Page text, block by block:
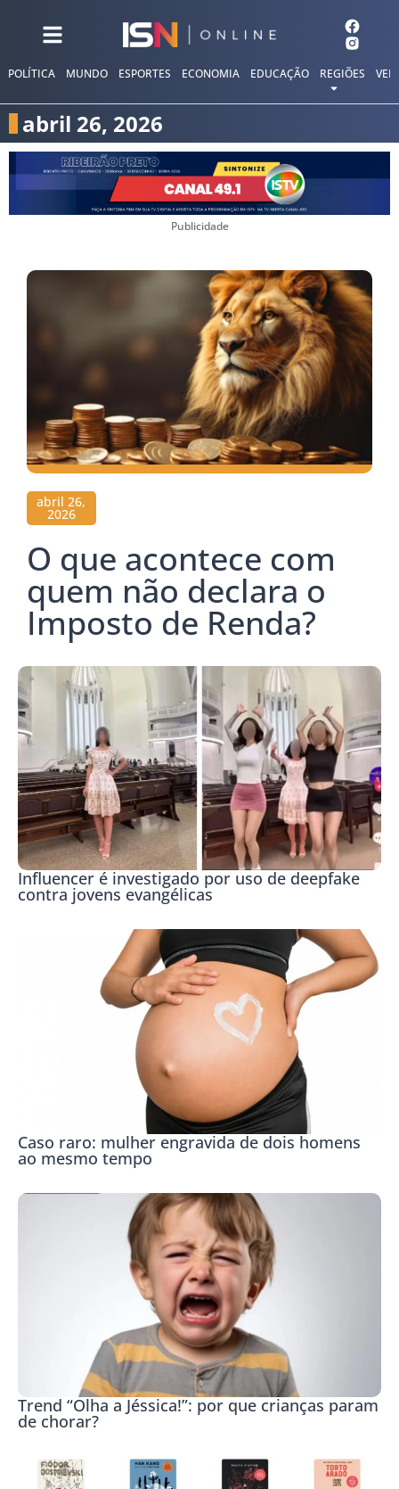
POLÍTICA MUNDO ESPORTES ECONOMIA EDUCAÇÃO REGIÕES
abril 26, 2026
Publicidade
abril 26,
2026
O que acontece com
quem não declara o
Imposto de Renda?
Influencer é investigado por uso de deepfake
contra jovens evangélicas
Caso raro: mulher engravida de dois homens
ao mesmo tempo
Trend “Olha a Jéssica!”: por que crianças param
de chorar?